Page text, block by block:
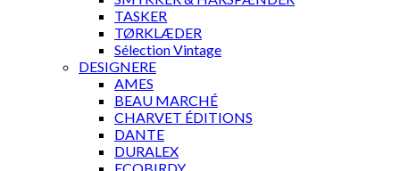
TASKER
TØRKLÆDER
Sélection Vintage
DESIGNERE
AMES
BEAU MARCHÉ
CHARVET ÉDITIONS
DANTE
DURALEX